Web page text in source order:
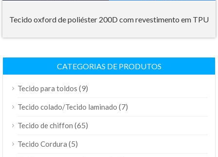
Tecido oxford de poliéster 200D com revestimento em TPU
CATEGORIAS DE PRODUTOS
Tecido para toldos (9)
Tecido colado/Tecido laminado (7)
Tecido de chiffon (65)
Tecido Cordura (5)